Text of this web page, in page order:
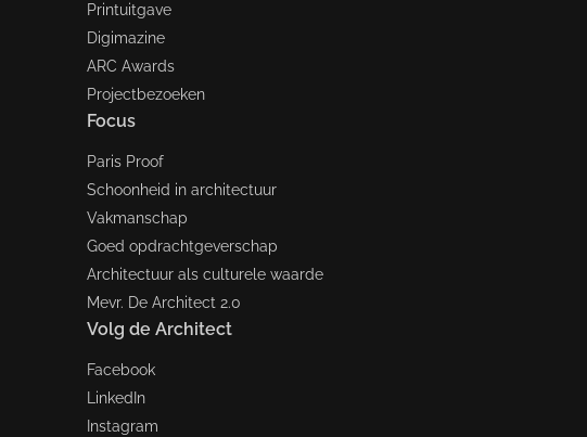
Printuitgave
Digimazine
ARC Awards
Projectbezoeken
Focus
Paris Proof
Schoonheid in architectuur
Vakmanschap
Goed opdrachtgeverschap
Architectuur als culturele waarde
Mevr. De Architect 2.0
Volg de Architect
Facebook
LinkedIn
Instagram